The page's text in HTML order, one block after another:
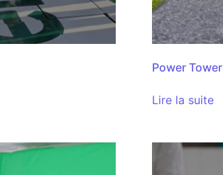
Power Tower
Lire la suite